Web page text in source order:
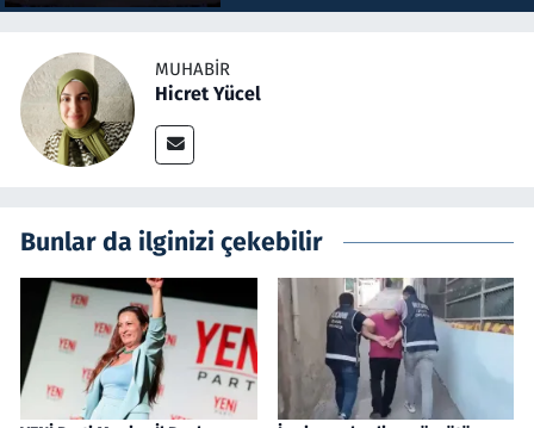
MUHABIR
Hicret Yücel
Bunlar da ilginizi çekebilir